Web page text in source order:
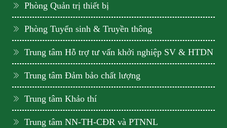
Phòng Quản trị thiết bị
Phòng Tuyển sinh & Truyền thông
Trung tâm Hỗ trợ tư vấn khởi nghiệp SV & HTDN
Trung tâm Đảm bảo chất lượng
Trung tâm Khảo thí
Trung tâm NN-TH-CĐR và PTNNL